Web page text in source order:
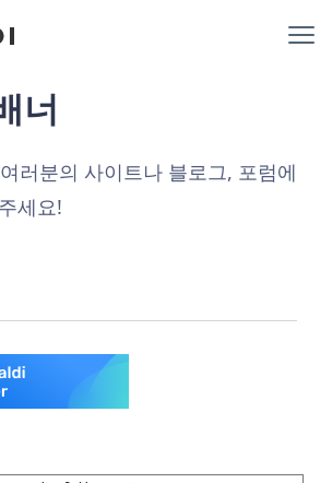
너
러분의 사이트나 블로그, 포럼에
세요!